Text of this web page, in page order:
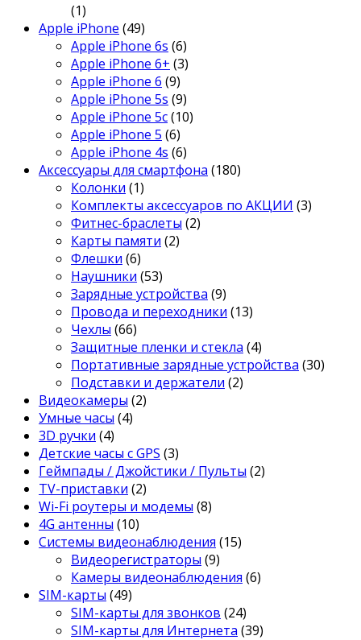
(1)
Apple iPhone (49)
Apple iPhone 6s (6)
Apple iPhone 6+ (3)
Apple iPhone 6 (9)
Apple iPhone 5s (9)
Apple iPhone 5c(10)
Apple iPhone 5 (6)
Apple iPhone 4s (6)
Аксессуары для смартфона (180)
Колонки (1)
Комплекты аксессуаров по АКЦИИ (3)
Фитнес-браслеты (2)
Карты памяти (2)
Флешки (6)
Наушники (53)
Зарядные устройства (9)
Провода и переходники (13)
Чехлы (66)
Защитные пленки и стекла (4)
Портативные зарядные устройства (30)
Подставки и держатели (2)
Видеокамеры (2)
Умные часы (4)
3D ручки (4)
Детские часы с GPS (3)
Геймпады / Джойстики / Пульты (2)
TV-приставки (2)
Wi-Fi роутеры и модемы (8)
4G антенны (10)
Системы видеонаблюдения (15)
Видеорегистраторы (9)
Камеры видеонаблюдения (6)
SIM-карты (49)
SIM-карты для звонков (24)
SIM-карты для Интернета (39)